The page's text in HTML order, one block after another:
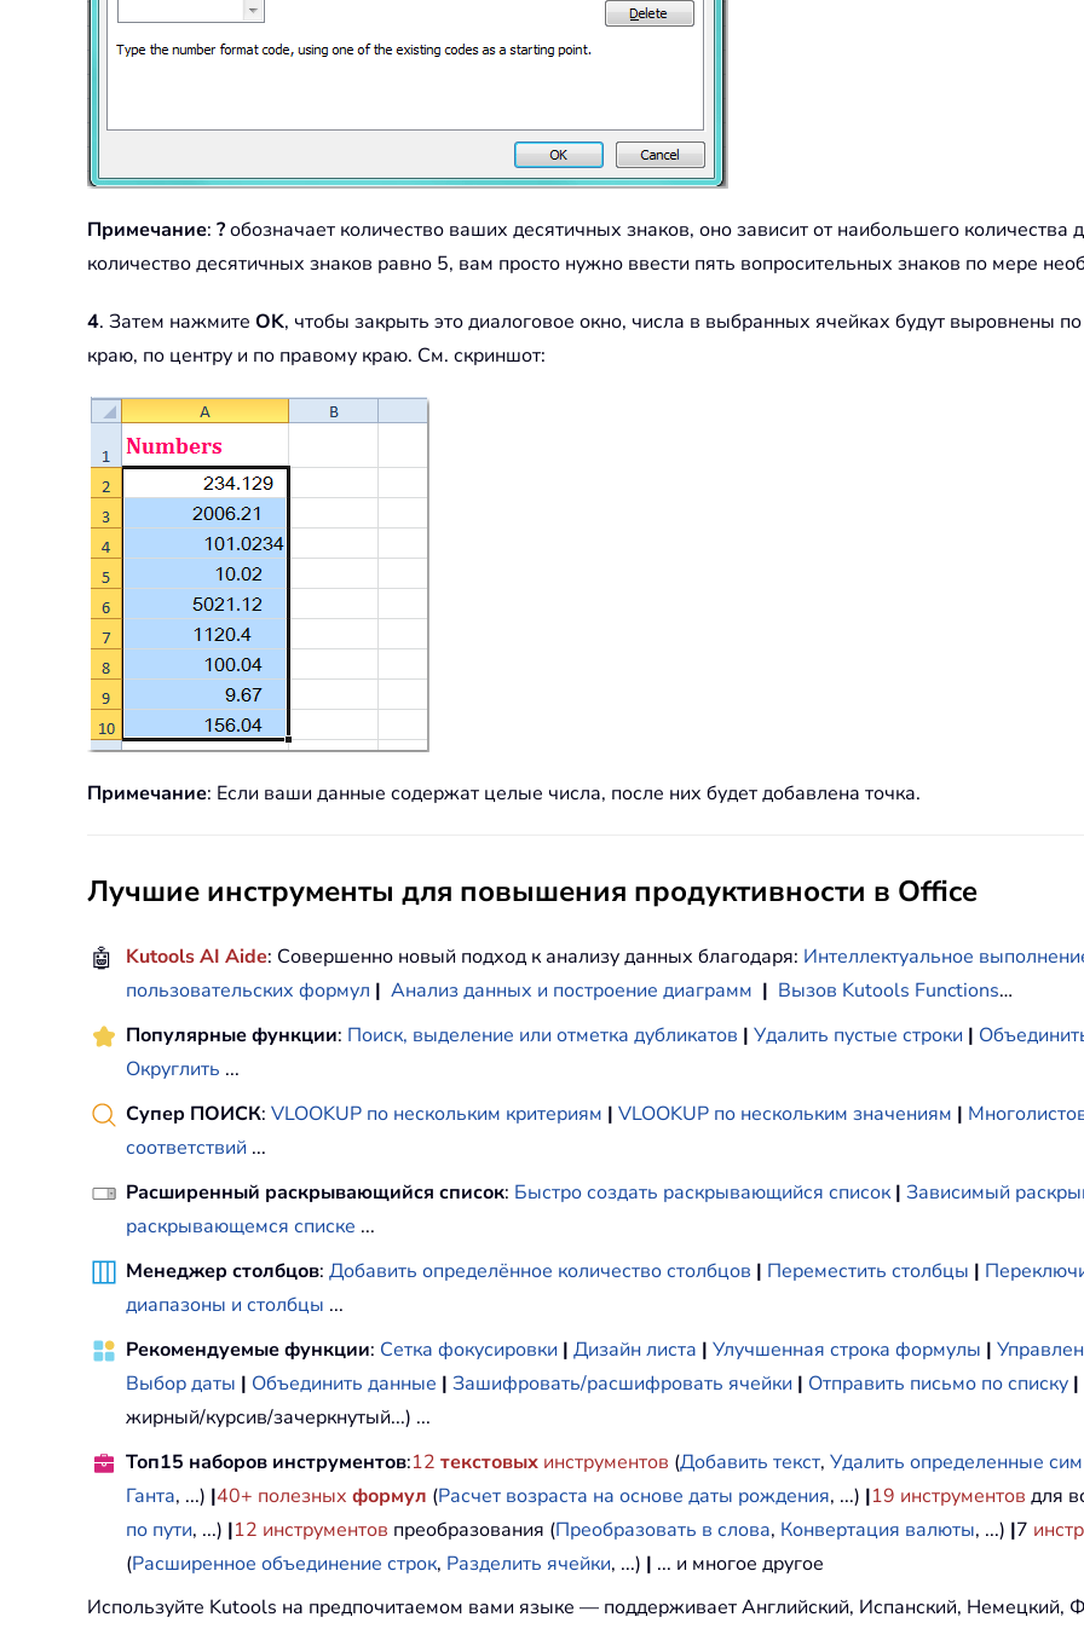
Примечание: ?обозначает количество ваших десятичных знаков, оно зависит от наибольшего
количество десятичных знаков равно 5, вам просто нужно ввести пять вопросительных знаков по мере
4. Затем нажмите OK, чтобы закрыть это диалоговое окно, числа в выбранных ячейках будут выровнены
краю, по центру и по правому краю. См. скриншот:
Примечание: Если ваши данные содержат целые числа, после них будет добавлена точка.
Лучшие инструменты для повышения продуктивности в Office
🤖 Kutools AI Aide: Совершенно новый подход к анализу данных благодаря: Интеллектуальное
пользовательских формул | Анализ данных и построение диаграмм | Вызов Kutools Functions…
Популярные функции: Поиск, выделение или отметка дубликатов | Удалить пустые строки |
Округлить ...
Супер ПОИСК: VLOOKUP по нескольким критериям | VLOOKUP по нескольким значениям |
соответствий ...
Расширенный раскрывающийся список: Быстро создать раскрывающийся список | Зависимый
раскрывающемся списке ...
Менеджер столбцов: Добавить определённое количество столбцов | Переместить столбцы |
диапазоны и столбцы ...
Рекомендуемые функции: Сетка фокусировки | Дизайн листа | Улучшенная строка формулы |
Выбор даты | Объединить данные | Зашифровать/расшифровать ячейки | Отправить письмо по списку |
жирный/курсив/зачеркнутый...) ...
Топ15 наборов инструментов:12 текстовых инструментов (Добавить текст, Удалить определенные
Ганта, ...) |40+ полезных формул (Расчет возраста на основе даты рождения, ...) |19 инструментов для
по пути, ...) |12 инструментов преобразования (Преобразовать в слова, Конвертация валюты, ...) |7
(Расширенное объединение строк, Разделить ячейки, ...) | ... и многое другое
Используйте Kutools на предпочитаемом вами языке — поддерживает Английский, Испанский, Немецкий,